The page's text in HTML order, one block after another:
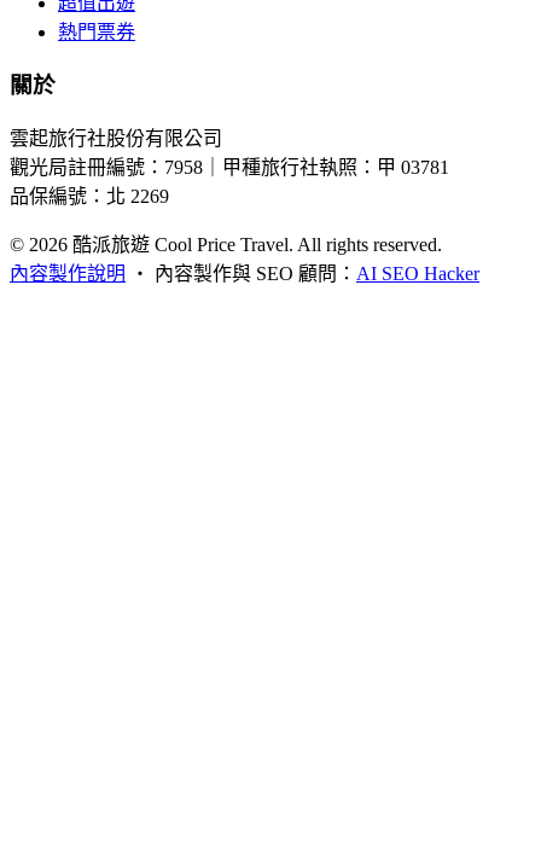
熱門票券
關於
雲起旅行社股份有限公司
觀光局註冊編號：7958｜甲種旅行社執照：甲 03781
品保編號：北 2269
© 2026 酷派旅遊 Cool Price Travel. All rights reserved.
內容製作說明
・ 內容製作與 SEO 顧問： AI SEO Hacker